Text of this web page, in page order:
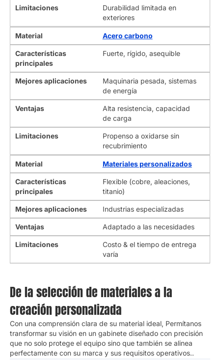
Durabilidad limitada en
exteriores
Material Acero carbono
Características
principales
Maquinaria pesada, sistemas
de energía
Alta resistencia, capacidad
de carga
Propenso a oxidarse sin
recubrimiento
Material Materiales personalizados
Características
principales
Flexible (cobre, aleaciones,
titanio)
Mejores aplicaciones Industrias especializadas
Ventajas Adaptado a las necesidades
Costo & el tiempo de entrega
varía
De la selección de materiales a la
creación personalizada
Con una comprensión clara de su material ideal, Permítanos
transformar su visión en un gabinete diseñado con precisión
que no solo protege el equipo sino que también se alinea